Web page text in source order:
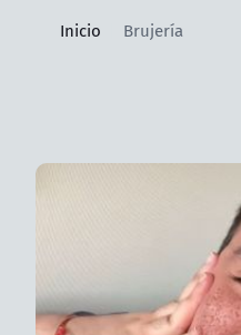
Inicio Brujería